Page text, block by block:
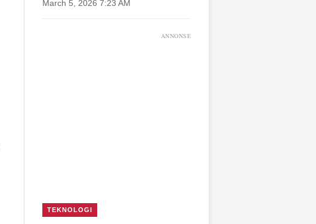
March 5, 2026 7:23 AM
ANNONSE
TEKNOLOGI